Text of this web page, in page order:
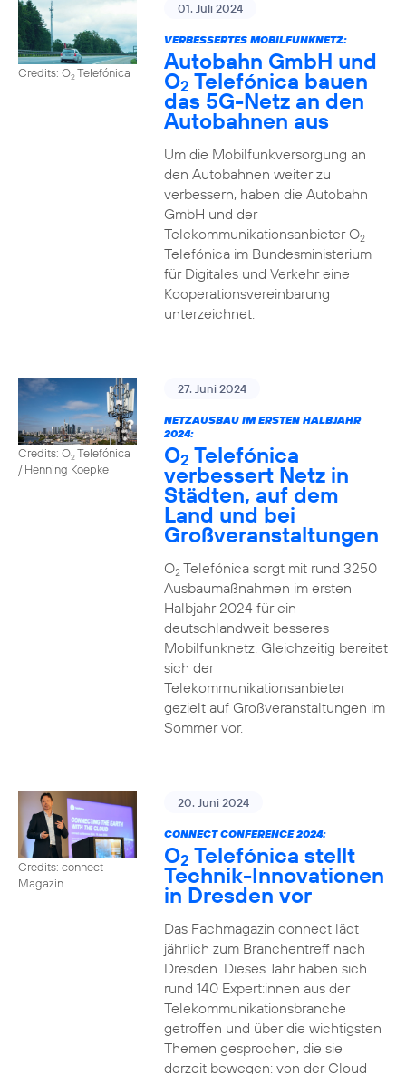
Credits: O2Telefónica
01. Juli 2024
VERBESSERTES MOBILFUNKNETZ:
Autobahn GmbH und
O2 Telefónica bauen
das 5G-Netz an den
Autobahnen aus
Um die Mobilfunkversorgung an
den Autobahnen weiter zu
verbessern, haben die Autobahn
GmbH und der
Telekommunikationsanbieter O2
Telefónica im Bundesministerium
für Digitales und Verkehr eine
Kooperationsvereinbarung
unterzeichnet.
Credits: O2Telefónica
/ Henning Koepke
27. Juni 2024
NETZAUSBAU IM ERSTEN HALBJAHR
2024:
O2 Telefónica
verbessert Netz in
Städten, auf dem
Land und bei
Großveranstaltungen
O2Telefónica sorgt mit rund 3250
Ausbaumaßnahmen im ersten
Halbjahr 2024 für ein
deutschlandweit besseres
Mobilfunknetz. Gleichzeitig bereitet
sich der
Telekommunikationsanbieter
gezielt auf Großveranstaltungen im
Sommer vor.
Credits: connect
Magazin
20. Juni 2024
CONNECT CONFERENCE 2024:
O2 Telefónica stellt
Technik-Innovationen
in Dresden vor
Das Fachmagazin connect lädt
jährlich zum Branchentreff nach
Dresden. Dieses Jahr haben sich
rund 140 Expert:innen aus der
Telekommunikationsbranche
getroffen und über die wichtigsten
Themen gesprochen, die sie
derzeit bewegen: von der Cloud-